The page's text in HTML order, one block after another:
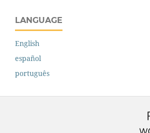
LANGUAGE
English
español
português